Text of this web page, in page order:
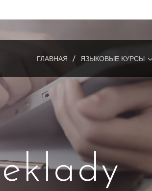
ГЛАВНАЯ ЯЗЫКОВЫЕ КУРСЫ